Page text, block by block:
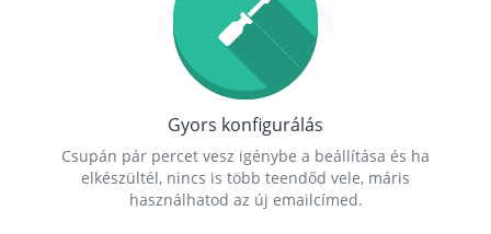
Gyors konfigurálás
Csupán pár percet vesz igénybe a beállítása és ha
elkészültél, nincs is több teendőd vele, máris
használhatod az új emailcímed.